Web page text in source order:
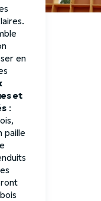
en
et
:
paille